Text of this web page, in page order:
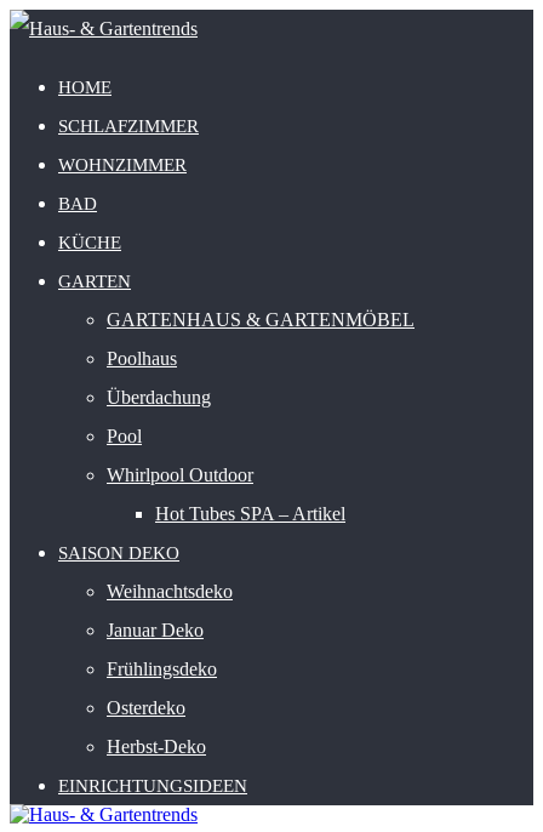
HOME
SCHLAFZIMMER
WOHNZIMMER
BAD
KÜCHE
GARTEN
GARTENHAUS & GARTENMÖBEL
Poolhaus
Überdachung
Pool
Whirlpool Outdoor
Hot Tubes SPA – Artikel
SAISON DEKO
Weihnachtsdeko
Januar Deko
Frühlingsdeko
Osterdeko
Herbst-Deko
EINRICHTUNGSIDEEN